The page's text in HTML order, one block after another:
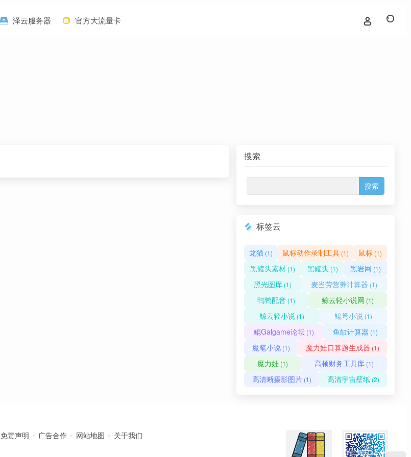
泽云服务器 官方大流量卡
搜索
标签云
龙猫(1) 鼠标动作录制工具(1) 鼠标 (1)
黑罐头素材 (1) 黑罐头 (1) 黑岩网 (1)
黑光图库 (1) 麦当劳营养计算器 (1)
鸭鸭配音 (1) 鲸云轻小说网 (1)
鲸云轻小说(1) 鲲弩小说(1)
鲲Galgame论坛(1) 鱼缸计算器 (1)
魔笔小说(1) 魔力娃口算题生成器 (1)
魔力娃 (1) 高顿财务工具库 (1)
高清晰摄影图片(1) 高清宇宙壁纸(2)
免责声明 广告合作 网站地图 关于我们